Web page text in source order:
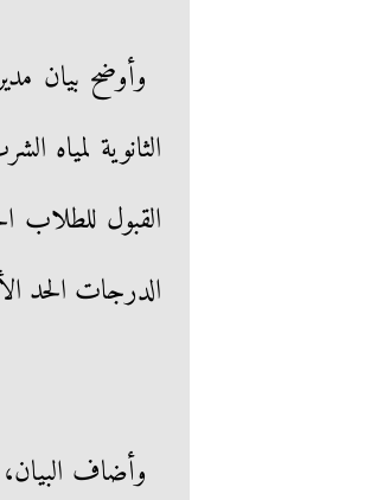
وأوضح بيان
الثانوية لمياه
الدرجات الحد الأدنى
وأضاف البيان،